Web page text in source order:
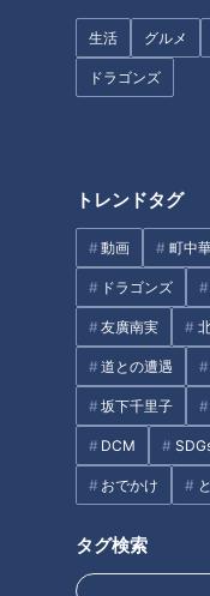
生活 グルメ
ドラゴンズ
トレンドタグ
動画 町中
ドラゴンズ
友廣南実
道との遭遇
坂下千里子
DCM
おでかけ
タグ検索
時は流れて、もうひと
１６年）に愛知県幡豆
（なかしま・とういち
さんは、２９歳の時に
テトサラダに使われて
カ人の体格がいいのは
いるからなのか、と感
中島さんは、１９１